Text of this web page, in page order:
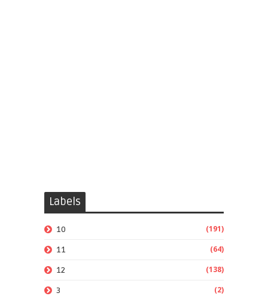
Labels
10 (191)
11 (64)
12 (138)
3 (2)